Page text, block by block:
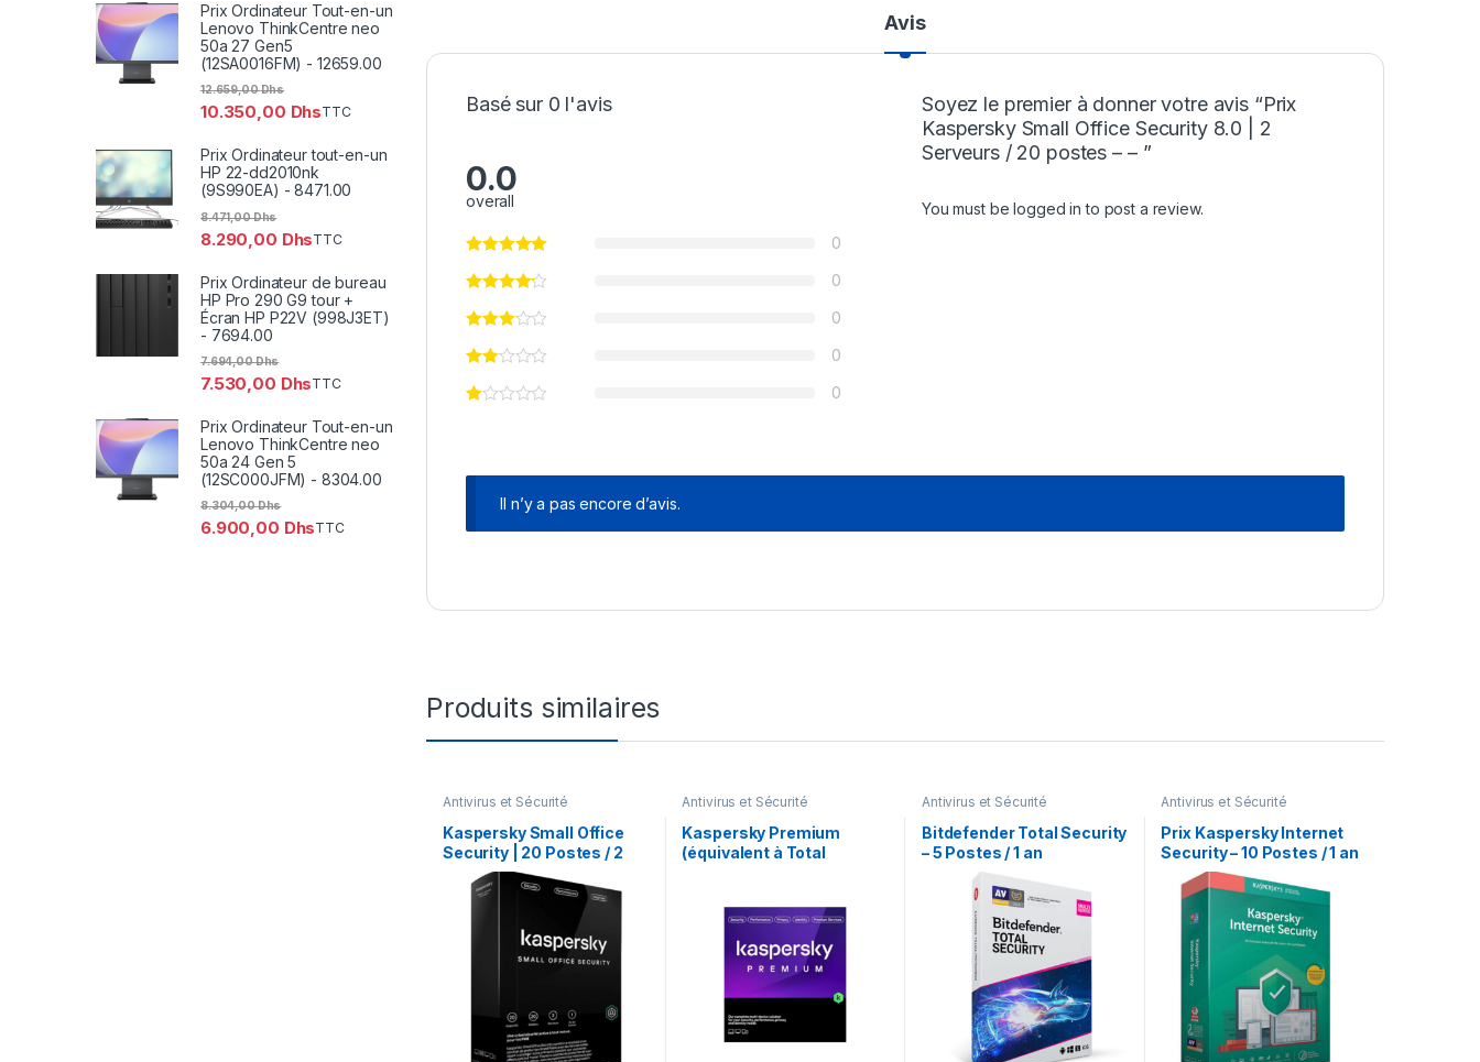
Avis
Basé sur 0 l'avis
0.0
overall
0
0
0
0
0
Soyez le premier à donner votre avis “Prix
Kaspersky Small Office Security 8.0 | 2
Serveurs / 20 postes – – ”
You must belogged in to post a review.
Il n’y a pas encore d’avis.
Produits similaires
Antivirus et Sécurité
Kaspersky Small Office
Security | 20 Postes / 2
Serveurs (KL45418BNFS-
23MAG)
Antivirus et Sécurité
Kaspersky Premium
(équivalent à Total
Antivirus et Sécurité
Bitdefender Total Security
– 5 Postes / 1 an
Antivirus et Sécurité
Prix Kaspersky Internet
Security – 10 Postes / 1 an
Prix Ordinateur Tout-en-un
Lenovo ThinkCentre neo
50a 27 Gen5
(12SA0016FM) - 12659.00
10.350,00 Dhs
12.659,00Dhs
TTC
Prix Ordinateur tout-en-un
HP 22-dd2010nk
(9S990EA) - 8471.00
8.290,00 Dhs
8.471,00Dhs
TTC
Prix Ordinateur de bureau
HP Pro 290 G9 tour +
Écran HP P22V (998J3ET)
- 7694.00
7.530,00 Dhs
7.694,00Dhs
TTC
Prix Ordinateur Tout-en-un
Lenovo ThinkCentre neo
50a 24 Gen 5
(12SC000JFM) - 8304.00
6.900,00 Dhs
8.304,00Dhs
TTC